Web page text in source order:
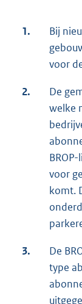
1.
Bij
voor
2.
De
welke
voor
komt.
3.
De
type